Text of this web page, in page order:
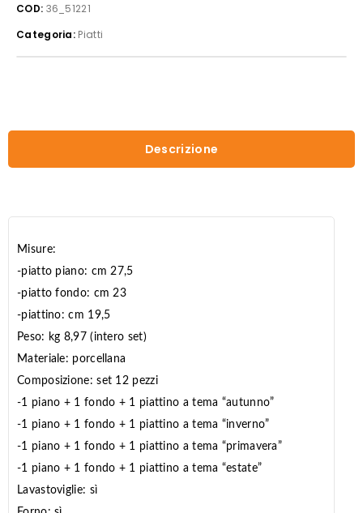
COD: 36_51221
Categoria: Piatti
Descrizione
Misure:
-piatto piano: cm 27,5
-piatto fondo: cm 23
-piattino: cm 19,5
Peso: kg 8,97 (intero set)
Materiale: porcellana
Composizione: set 12 pezzi
-1 piano + 1 fondo + 1 piattino a tema “autunno”
-1 piano + 1 fondo + 1 piattino a tema “inverno”
-1 piano + 1 fondo + 1 piattino a tema “primavera”
-1 piano + 1 fondo + 1 piattino a tema “estate”
Lavastoviglie: sì